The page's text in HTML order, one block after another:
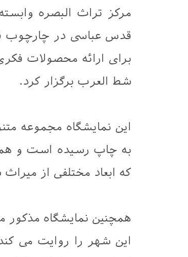
مرکز تراث البصره
قدس عباسی در چارچوب
برای ارائه محصولات
شط العرب برگزار کرد.
این نمایشگاه مجموعه
به چاپ رسیده است و
که ابعاد مختلفی از
همچنین نمایشگاه
این شهر را روایت می